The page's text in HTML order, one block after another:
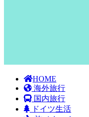
HOME
海外旅行
国内旅行
ドイツ生活